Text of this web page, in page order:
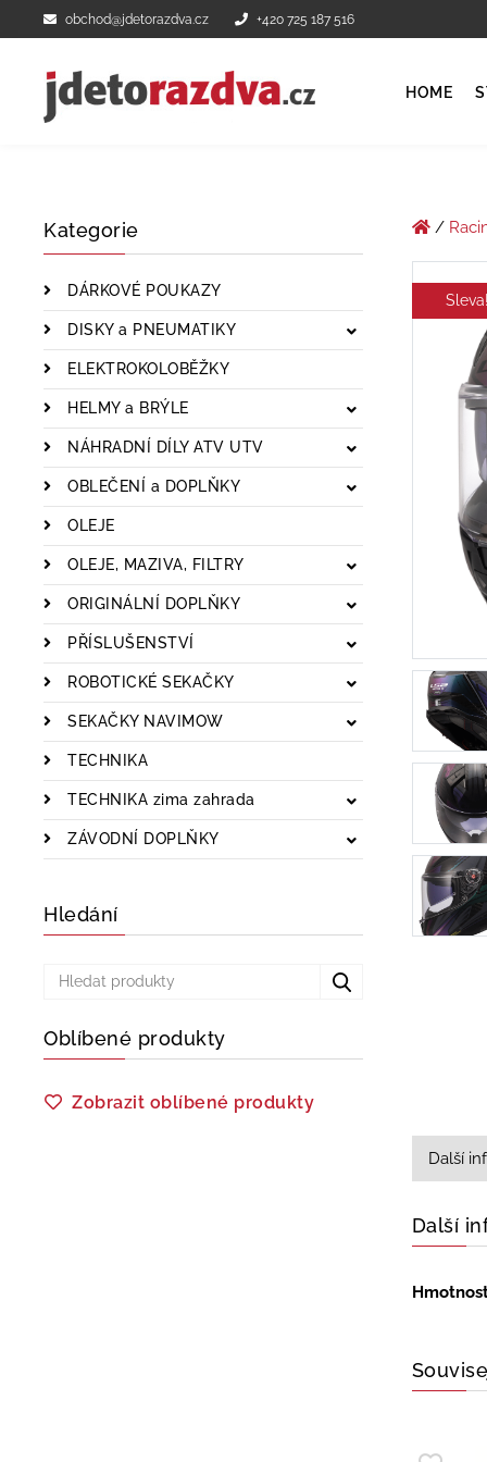
obchod@jdetorazdva.cz +420 725 187 516
HOME
Kategorie
DÁRKOVÉ POUKAZY
DISKY a PNEUMATIKY
ELEKTROKOLOBĚŽKY
HELMY a BRÝLE
NÁHRADNÍ DÍLY ATV UTV
OBLEČENÍ a DOPLŇKY
OLEJE
OLEJE, MAZIVA, FILTRY
ORIGINÁLNÍ DOPLŇKY
PŘÍSLUŠENSTVÍ
ROBOTICKÉ SEKAČKY
SEKAČKY NAVIMOW
TECHNIKA
TECHNIKA zima zahrada
ZÁVODNÍ DOPLŇKY
Hledání
Oblíbené produkty
Zobrazit oblíbené produkty
/
Sleva!
Další
Další